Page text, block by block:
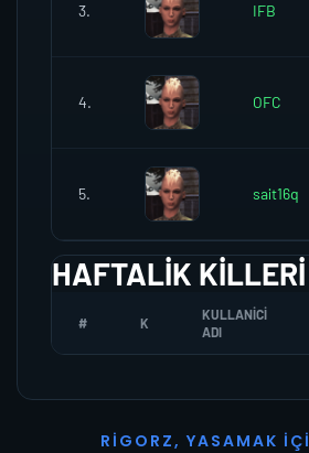
3. IFB
4. OFC
5. sait16q
HAFTALIK KILLERI
# K
KULLANICI
ADI
R I G O R Z, YASAMAK İ ÇI